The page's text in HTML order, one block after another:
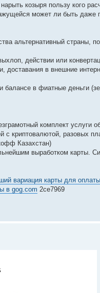
козыря пользу кого
может ли быть даже
альтернативный страны,
действии или
в внешние
в фиатные деньги
комплект услуги
с криптовалютой, разовых
Казахстан)
выработком карты.
вариация карты для
в gog.com 2ce7969